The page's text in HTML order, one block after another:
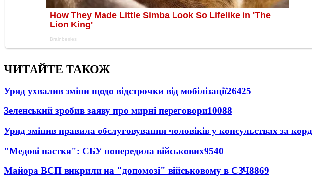
ЧИТАЙТЕ ТАКОЖ
Уряд ухвалив зміни щодо відстрочки від мобілізації26425
Зеленський зробив заяву про мирні переговори10088
Уряд змінив правила обслуговування чоловіків у консульствах за
"Медові пастки": СБУ попередила військових9540
Майора ВСП викрили на "допомозі" військовому в СЗЧ8869